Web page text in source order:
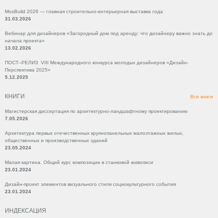
MosBuild 2026 — главная строительно-интерьерная выставка года
31.03.2026
Вебинар для дизайнеров «Загородный дом под аренду: что дизайнеру важно знать до
начала проекта»
13.02.2026
ПОСТ–РЕЛИЗ VIII Международного конкурса молодых дизайнеров «Дизайн-
Перспектива 2025»
5.12.2025
КНИГИ Все книги
Магистерская диссертация по архитектурно-ландшафтному проектированию
7.05.2026
Архитектура первых отечественных крупнопанельных малоэтажных жилых,
общественных и производственных зданий
23.05.2024
Малая картина. Общий курс композиции в станковой живописи
23.01.2024
Дизайн-проект элементов визуального стиля социокультурного события
23.01.2024
ИНДЕКСАЦИЯ